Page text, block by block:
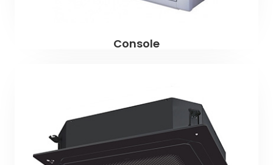
Console